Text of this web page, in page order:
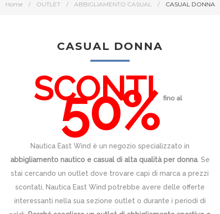
Home / OUTLET / ABBIGLIAMENTO CASUAL / CASUAL DONNA
CASUAL DONNA
SCONTI fino al
50%
Nautica East Wind è un negozio specializzato in
abbigliamento nautico e casual di alta qualità per donna. Se
stai cercando un outlet dove trovare capi di marca a prezzi
scontati, Nautica East Wind potrebbe avere delle offerte
interessanti nella sua sezione outlet o durante i periodi di